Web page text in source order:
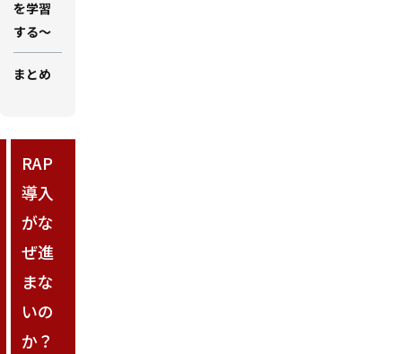
を学習
する～
まとめ
RAP
導入
がな
ぜ進
まな
いの
か？